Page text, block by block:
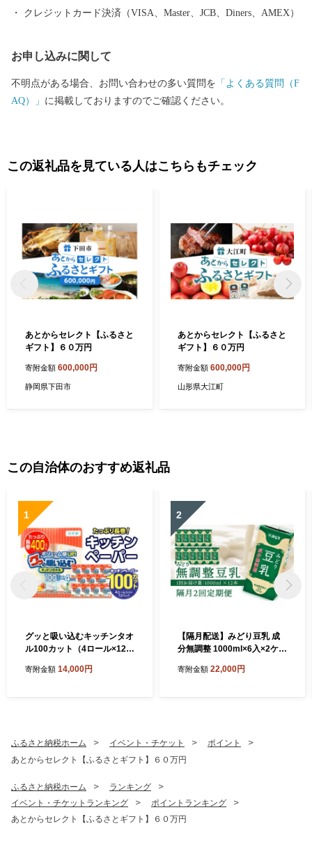
まいの方に限らせていただきます。 ・寄附につきましては、年度
です。 ※長期不在、住所不明等で返礼品をお受取りいただけなか
った場合、再発送は出来かねますので、ご了承ください。 ※お受
け取りできない期間が予め分かっている場合は、お申込み時に
クレジットカード決済（VISA、Master、JCB、Diners、AMEX）
お申し込みに関して
不明点がある場合、お問い合わせの多い質問を 「よくある質問（F
AQ）」 に掲載しておりますのでご確認ください。
この返礼品を見ている人はこちらもチェック
あとからセレクト【ふるさと
ギフト】６０万円
寄附金額 600,000円
静岡県下田市
あとからセレクト【ふるさと
ギフト】６０万円
寄附金額 600,000円
山形県大江町
この自治体のおすすめ返礼品
1
グッと吸い込むキッチンタオ
ル100カット（4ロール×12パ
用品 消耗品 大容量 吸収力 破
寄附金額 14,000円
2
【隔月配送】みどり豆乳 成
分無調整 1000ml×6入×2ケー
定期便 飲料 豆乳 成分無調整
寄附金額 22,000円
ふるさと納税ホーム イベント・チケット
ポイント
あとからセレクト【ふるさとギフト】６０万円
ふるさと納税ホーム
ランキング
イベント・チケットランキング
ポイントランキング
あとからセレクト【ふるさとギフト】６０万円